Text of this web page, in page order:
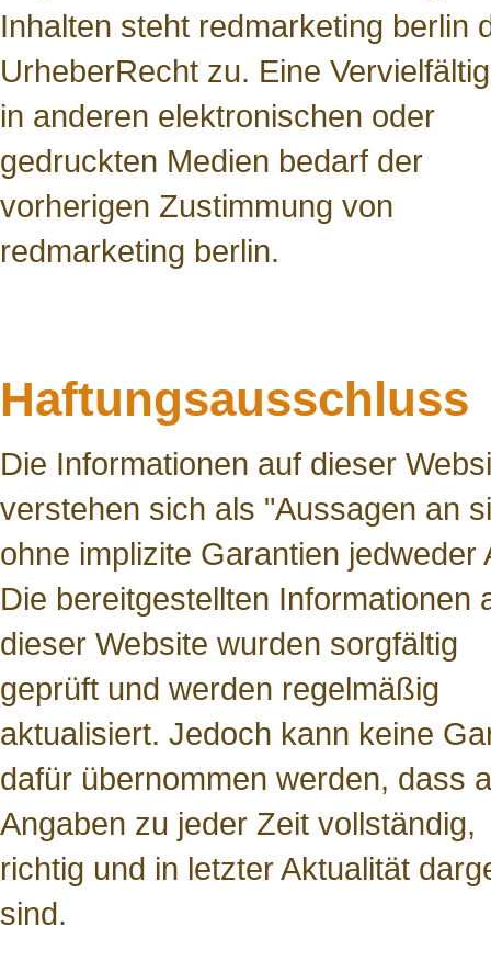
Inhalten steht redmarketing berlin
Urheber­Recht zu. Eine
in anderen elektronischen oder
gedruckten Medien bedarf der
vorherigen Zustimmung von
redmarketing berlin.
Haftungsausschluss
Die Informationen auf dieser
verstehen sich als "Aussagen an
ohne implizite Garantien jedweder
Die bereitgestellten Informationen
dieser Website wurden sorgfältig
geprüft und werden regelmäßig
aktualisiert. Jedoch kann keine
dafür übernommen werden, dass
Angaben zu jeder Zeit vollständig,
richtig und in letzter Aktualität
sind.